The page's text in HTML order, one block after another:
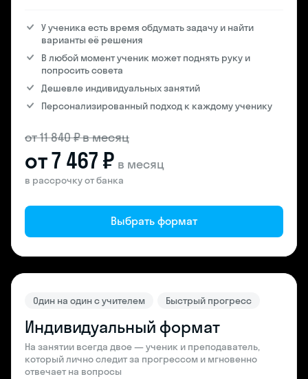
У ученика есть время обдумать задачу и найти
варианты её решения
В любой момент ученик может поднять руку и
попросить совета
Дешевле индивидуальных занятий
Персонализированный подход к каждому ученику
от 11 840 ₽ в месяц
от 7 467 ₽ в месяц
в рассрочку от банка
Выбрать формат
Один на один с учителем Быстрый прогресс
Индивидуальный формат
На занятии всегда двое — ученик и преподаватель,
который лично следит за прогрессом и мгновенно
отвечает на вопросы